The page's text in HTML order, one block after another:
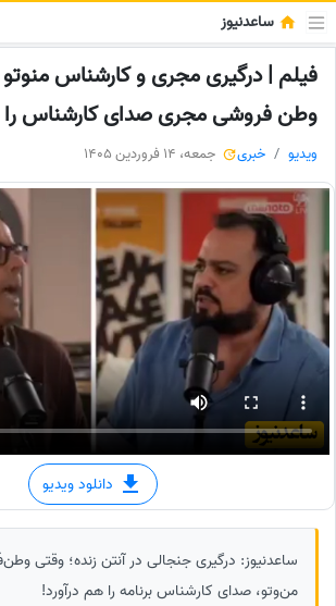
ساعدنیوز
فیلم | درگیری مجری و کارشناس منوتو
وطن فروشی مجری صدای کارشناس را
ویدیو خبری جمعه، 14 فروردین 1405
دانلود ویدیو
ساعدنیوز: درگیری جنجالی در آنتن زنده؛ وقتی
من‌وتو، صدای کارشناس برنامه را هم درآورد!